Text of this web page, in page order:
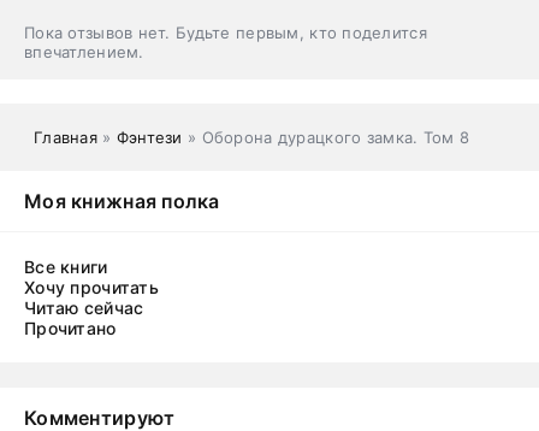
Пока отзывов нет. Будьте первым, кто поделится
впечатлением.
Главная» Фэнтези » Оборона дурацкого замка. Том 8
Моя книжная полка
Все книги
Хочу прочитать
Читаю сейчас
Прочитано
Комментируют